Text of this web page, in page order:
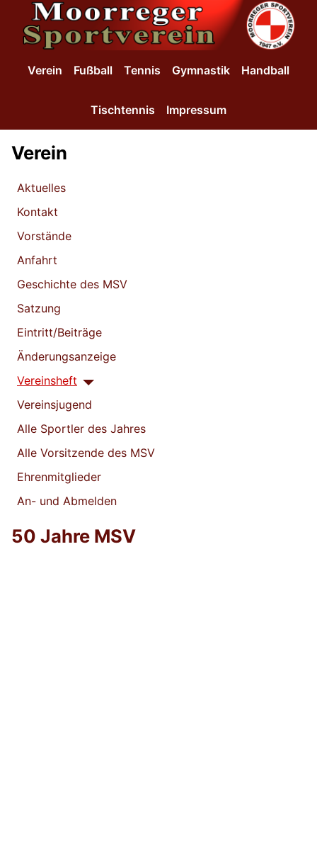
SKIP TO MAIN CONTENT
Verein Fußball Tennis Gymnastik Handball
Tischtennis Impressum
Verein
Aktuelles
Kontakt
Vorstände
Anfahrt
Geschichte des MSV
Satzung
Eintritt/Beiträge
Änderungsanzeige
Vereinsheft
Vereinsjugend
Alle Sportler des Jahres
Alle Vorsitzende des MSV
Ehrenmitglieder
An- und Abmelden
50 Jahre MSV